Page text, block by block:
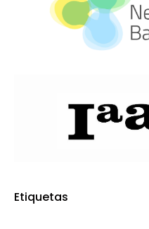
Etiquetas